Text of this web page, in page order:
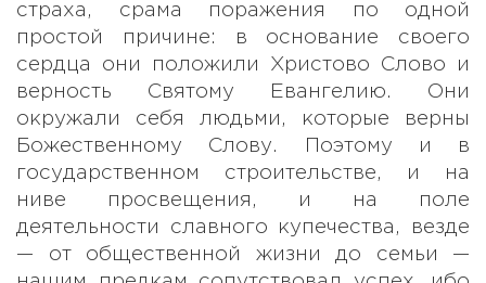
страха, срама поражения по одной
простой причине: в основание своего
сердца они положили Христово Слово и
верность Святому Евангелию. Они
окружали себя людьми, которые верны
Божественному Слову. Поэтому и в
государственном строительстве, и на
ниве просвещения, и на поле
деятельности славного купечества, везде
— от общественной жизни до семьи —